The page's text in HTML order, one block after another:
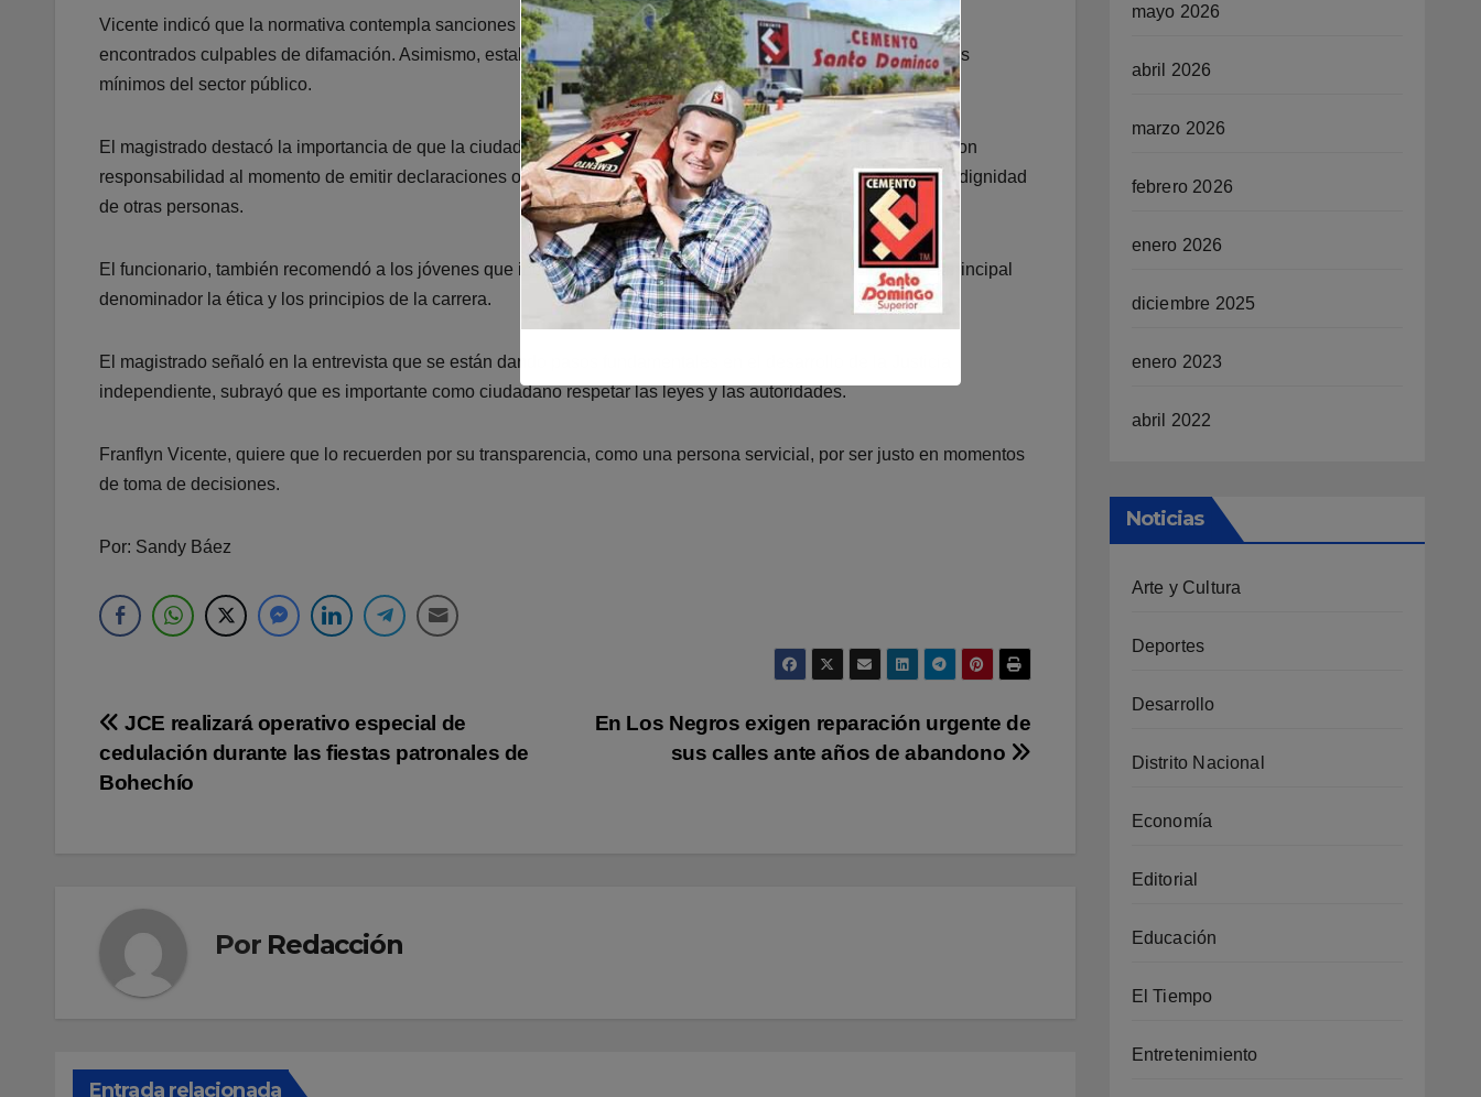
Vicente indicó que la normativa contempla sanciones de dos a cinco años de prisión menor para quienes sean
encontrados culpables de difamación. Asimismo, establece multas equivalentes a entre nueve y quince salarios
mínimos del sector público.
El magistrado destacó la importancia de que la ciudadanía conozca el alcance de esta figura jurídica y actúe con
responsabilidad al momento de emitir declaraciones o difundir informaciones que puedan afectar la honra y la dignidad
de otras personas.
El funcionario, también recomendó a los jóvenes que incursionan en el derecho a ejercer la profesión con el principal
denominador la ética y los principios de la carrera.
El magistrado señaló en la entrevista que se están dando pasos fundamentales en el desarrollo de la Justicia
independiente, subrayó que es importante como ciudadano respetar las leyes y las autoridades.
Franflyn Vicente, quiere que lo recuerden por su transparencia, como una persona servicial, por ser justo en momentos
de toma de decisiones.
Por: Sandy Báez
Navegación
de
En Los Negros exigen reparación urgente de
sus calles ante años de abandono
JCE realizará operativo especial de
cedulación durante las fiestas patronales de
Bohechío
Por Redacción
Entrada relacionada
mayo 2026
abril 2026
marzo 2026
febrero 2026
enero 2026
diciembre 2025
enero 2023
abril 2022
Noticias
Arte y Cultura
Deportes
Desarrollo
Distrito Nacional
Economía
Editorial
Educación
El Tiempo
Entretenimiento